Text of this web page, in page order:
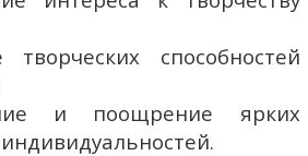
способностей
и поощрение ярких